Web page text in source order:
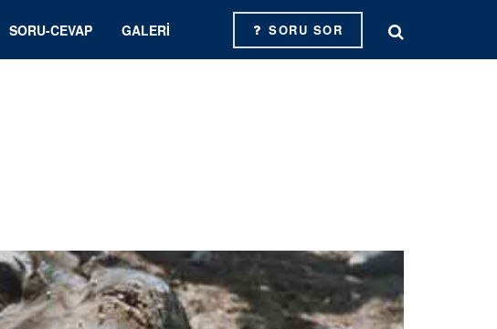
SORU-CEVAP GALERI SORU SOR